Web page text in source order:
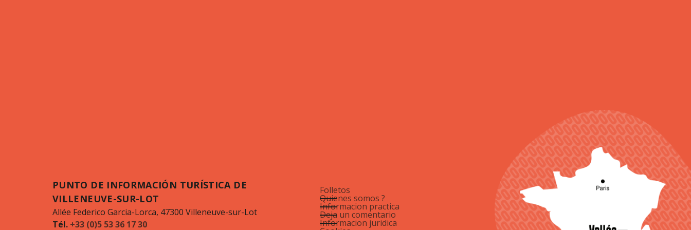
PUNTO DE INFORMACIÓN TURÍSTICA DE
VILLENEUVE-SUR-LOT
Allée Federico Garcia-Lorca, 47300 Villeneuve-sur-Lot
Tél. +33 (0)5 53 36 17 30
Folletos
Quienes somos ?
Informacion practica
Deja un comentario
Informacion juridica